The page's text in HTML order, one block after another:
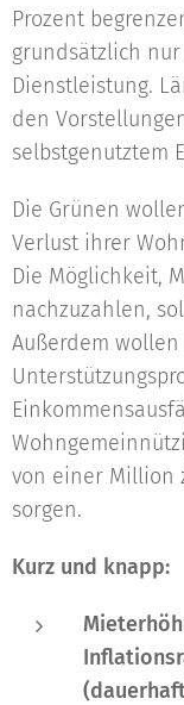
Prozent
grundsätzlich
Dienstleistung.
den
selbstgenutztem
Die Grünen
Verlust ihrer
Die Möglichkeit,
nachzuzahlen,
Außerdem
von einer Million
sorgen.
Kurz und knapp: